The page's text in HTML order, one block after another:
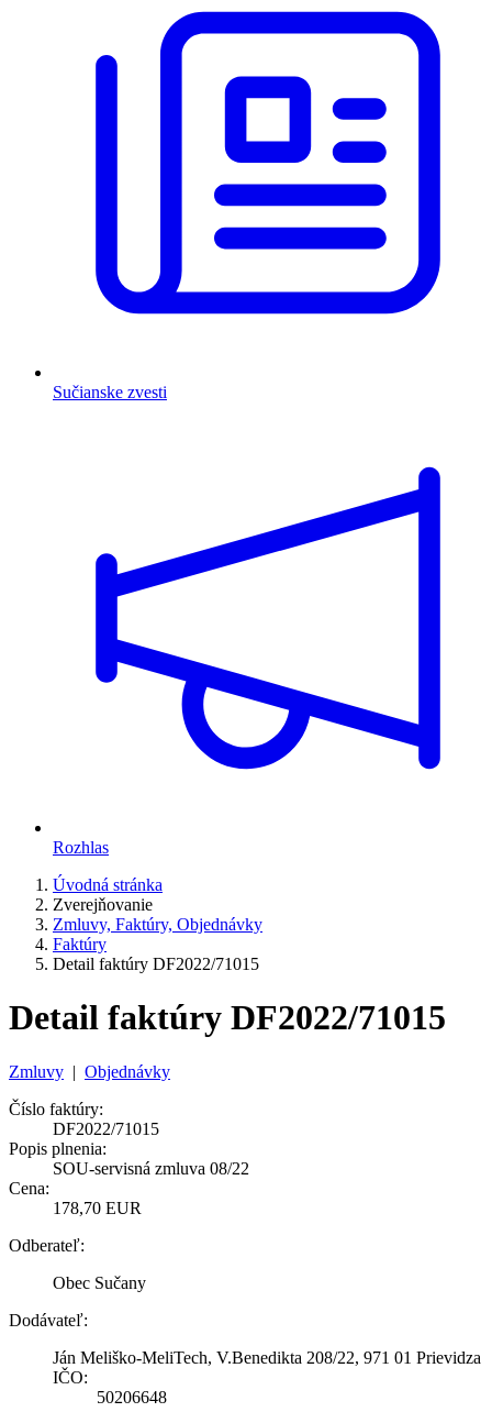
Sučianske zvesti
Rozhlas
Úvodná stránka
Zverejňovanie
Zmluvy, Faktúry, Objednávky
Faktúry
Detail faktúry DF2022/71015
Detail faktúry DF2022/71015
Zmluvy | Objednávky
Číslo faktúry:
DF2022/71015
Popis plnenia:
SOU-servisná zmluva 08/22
Cena:
178,70 EUR
Odberateľ:
Obec Sučany
Dodávateľ:
Ján Meliško-MeliTech, V.Benedikta 208/22, 971 01 Prievidza
IČO:
50206648